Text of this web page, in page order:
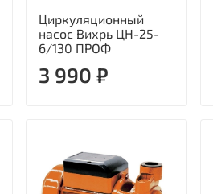
Циркуляционный
насос Вихрь ЦН-25-
6/130 ПРОФ
3 990 ₽